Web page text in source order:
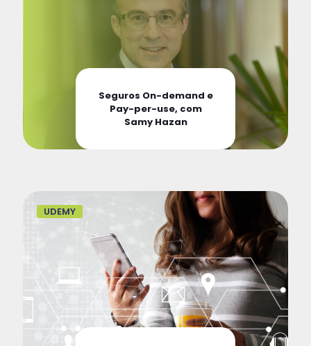
Seguros On-demand e
Pay-per-use, com
Samy Hazan
UDEMY